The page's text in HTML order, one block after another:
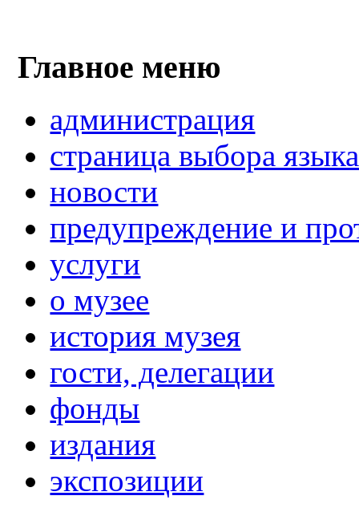
Главное меню
администрация
страница выбора языка
новости
предупреждение и
услуги
о музее
история музея
гости, делегации
фонды
издания
экспозиции